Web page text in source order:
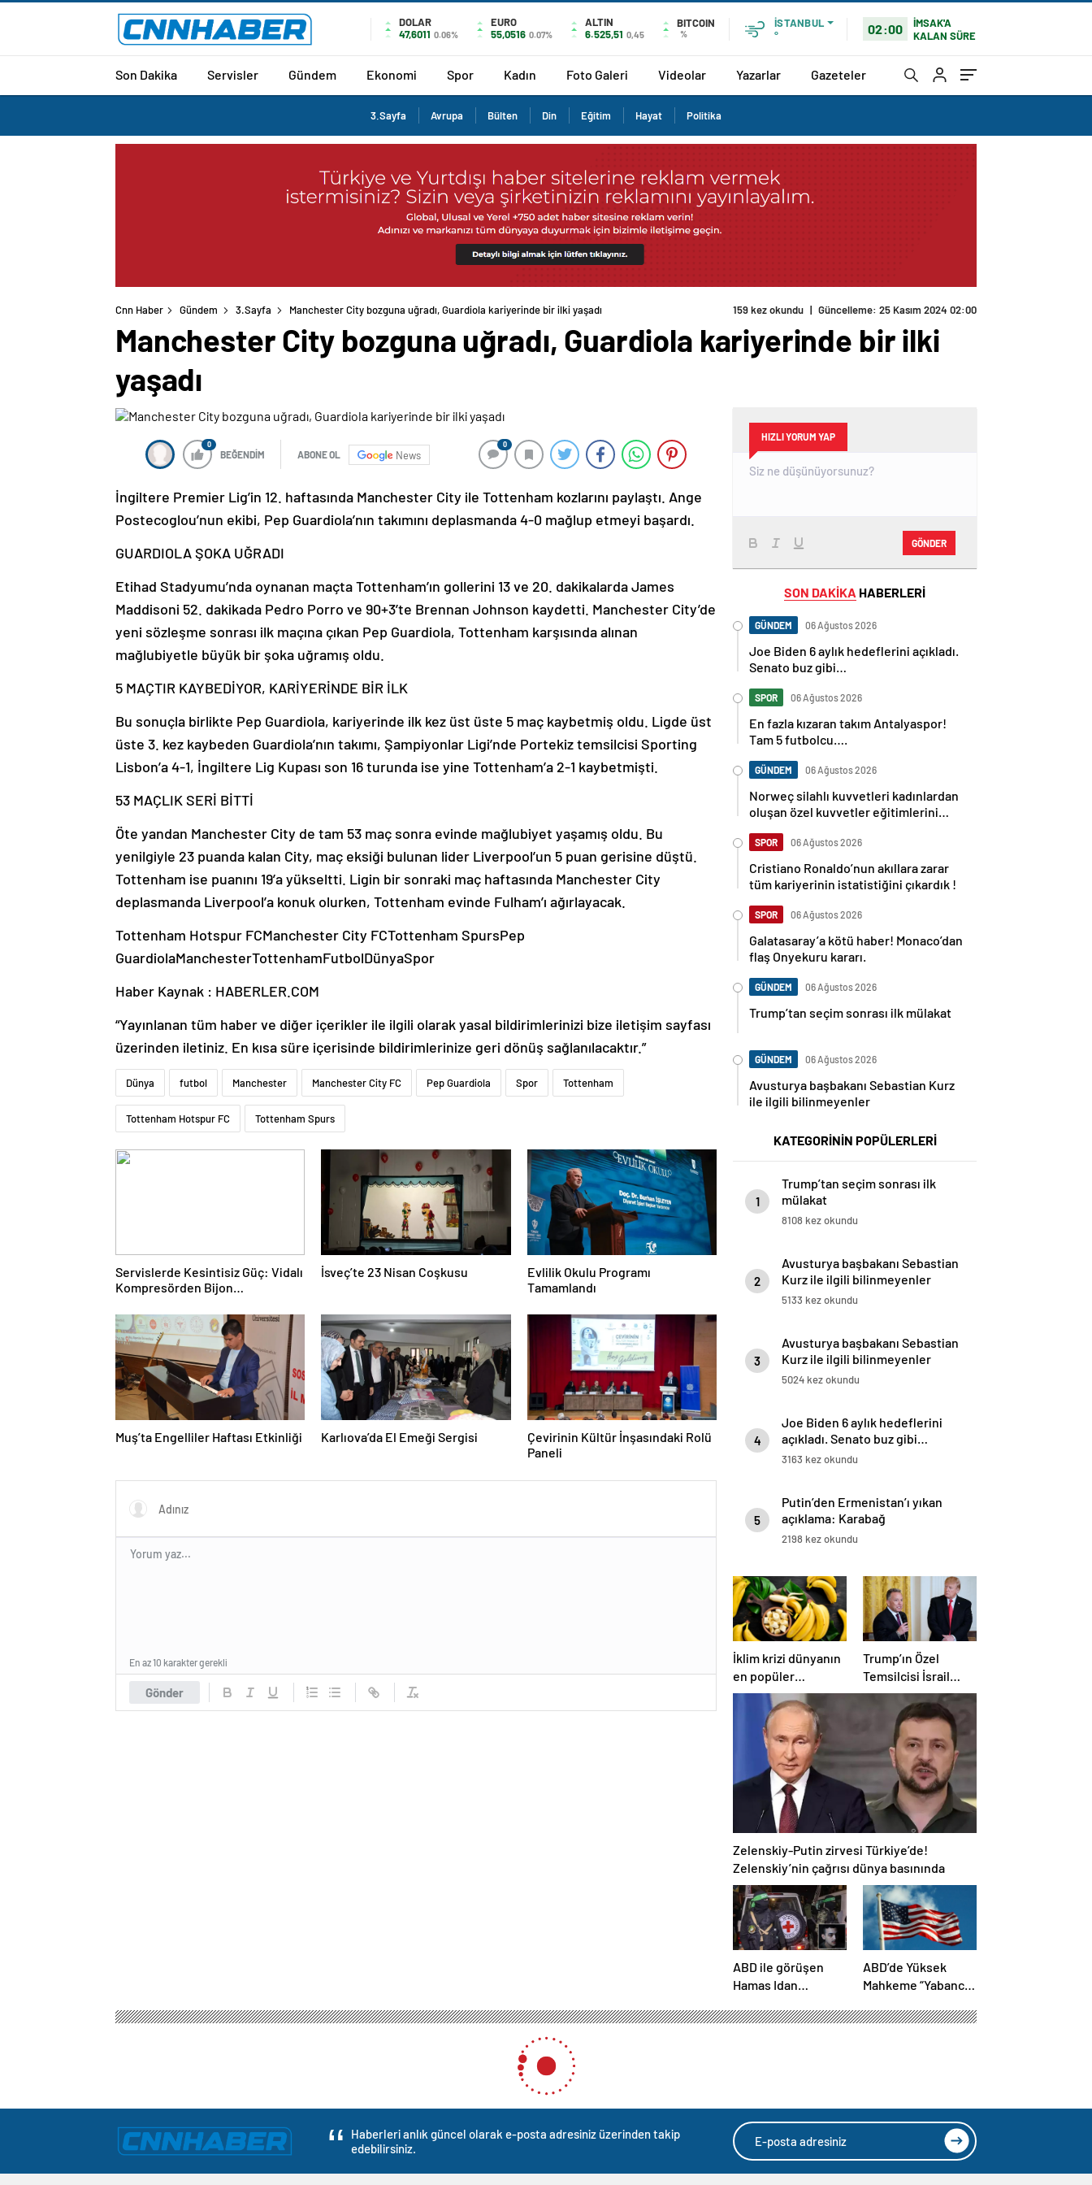
DOLAR
47,6011 0.06%
EURO
55,0516 0.07%
ALTIN
6.525,51 0,45
BITCOIN
%
İSTANBUL
°
02:00
İMSAK'A
KALAN SÜRE
Son Dakika Servisler Gündem Ekonomi Spor Kadın Foto Galeri Videolar Yazarlar Gazeteler
3.Sayfa Avrupa Bülten Din Eğitim Hayat Politika
Cnn Haber Gündem 3.Sayfa Manchester City bozguna uğradı, Guardiola kariyerinde bir ilki yaşadı 159 kez okundu | Güncelleme: 25 Kasım 2024 02:00
Manchester City bozguna uğradı, Guardiola kariyerinde bir ilki
yaşadı
0
BEĞENDİM ABONE OL News
0
İngiltere Premier Lig’in 12. haftasında Manchester City ile Tottenham kozlarını paylaştı. Ange
Postecoglou’nun ekibi, Pep Guardiola’nın takımını deplasmanda 4-0 mağlup etmeyi başardı.
GUARDIOLA ŞOKA UĞRADI
Etihad Stadyumu’nda oynanan maçta Tottenham’ın gollerini 13 ve 20. dakikalarda James
Maddisoni 52. dakikada Pedro Porro ve 90+3’te Brennan Johnson kaydetti. Manchester City’de
yeni sözleşme sonrası ilk maçına çıkan Pep Guardiola, Tottenham karşısında alınan
mağlubiyetle büyük bir şoka uğramış oldu.
5 MAÇTIR KAYBEDİYOR, KARİYERİNDE BİR İLK
Bu sonuçla birlikte Pep Guardiola, kariyerinde ilk kez üst üste 5 maç kaybetmiş oldu. Ligde üst
üste 3. kez kaybeden Guardiola’nın takımı, Şampiyonlar Ligi’nde Portekiz temsilcisi Sporting
Lisbon’a 4-1, İngiltere Lig Kupası son 16 turunda ise yine Tottenham’a 2-1 kaybetmişti.
53 MAÇLIK SERİ BİTTİ
Öte yandan Manchester City de tam 53 maç sonra evinde mağlubiyet yaşamış oldu. Bu
yenilgiyle 23 puanda kalan City, maç eksiği bulunan lider Liverpool’un 5 puan gerisine düştü.
Tottenham ise puanını 19’a yükseltti. Ligin bir sonraki maç haftasında Manchester City
deplasmanda Liverpool’a konuk olurken, Tottenham evinde Fulham’ı ağırlayacak.
Tottenham Hotspur FCManchester City FCTottenham SpursPep
GuardiolaManchesterTottenhamFutbolDünyaSpor
Haber Kaynak : HABERLER.COM
“Yayınlanan tüm haber ve diğer içerikler ile ilgili olarak yasal bildirimlerinizi bize iletişim sayfası
üzerinden iletiniz. En kısa süre içerisinde bildirimlerinize geri dönüş sağlanılacaktır.”
Dünya futbol Manchester Manchester City FC Pep Guardiola Spor Tottenham
Tottenham Hotspur FC Tottenham Spurs
Servislerde Kesintisiz Güç: Vidalı
Kompresörden Bijon
İsveç’te 23 Nisan Coşkusu
Evlilik Okulu Programı
Tamamlandı
Muş’ta Engelliler Haftası Etkinliği Karlıova’da El Emeği Sergisi
Çevirinin Kültür İnşasındaki Rolü
Paneli
Gönder
En az 10 karakter gerekli
HIZLI YORUM YAP
GÖNDER
SON DAKİKA HABERLERİ
GÜNDEM 06 Ağustos 2026
Joe Biden 6 aylık hedeflerini açıkladı.
Senato buz gibi…
SPOR 06 Ağustos 2026
En fazla kızaran takım Antalyaspor!
Tam 5 futbolcu….
GÜNDEM 06 Ağustos 2026
Norweç silahlı kuvvetleri kadınlardan
oluşan özel kuvvetler eğitimlerini
SPOR 06 Ağustos 2026
Cristiano Ronaldo’nun akıllara zarar
tüm kariyerinin istatistiğini çıkardık !
SPOR 06 Ağustos 2026
Galatasaray’a kötü haber! Monaco’dan
flaş Onyekuru kararı.
GÜNDEM 06 Ağustos 2026
Trump’tan seçim sonrası ilk mülakat
GÜNDEM 06 Ağustos 2026
Avusturya başbakanı Sebastian Kurz
ile ilgili bilinmeyenler
KATEGORİNİN POPÜLERLERİ
1
Trump’tan seçim sonrası ilk
mülakat
8108 kez okundu
2
Avusturya başbakanı Sebastian
Kurz ile ilgili bilinmeyenler
5133 kez okundu
3
Avusturya başbakanı Sebastian
Kurz ile ilgili bilinmeyenler
5024 kez okundu
4
Joe Biden 6 aylık hedeflerini
açıkladı. Senato buz gibi…
3163 kez okundu
5
Putin’den Ermenistan’ı yıkan
açıklama: Karabağ
Azerbaycan’ın ayrılmaz bir
2198 kez okundu
İklim krizi dünyanın
en popüler
meyvesini tehdit
ediyor: Yok olma
tehlikesi ile karşı
karşıya
Trump’ın Özel
Temsilcisi İsrail
hükümetini
eleştirdi!
‘Gazze’deki savaşı
uzatıyorlar’
Zelenskiy-Putin zirvesi Türkiye’de!
Zelenskiy’nin çağrısı dünya basınında
ABD ile görüşen
Hamas Idan
bırakacak!
ABD’de Yüksek
Mahkeme “Yabancı
kapsamında sınır
Haberleri anlık güncel olarak e-posta adresiniz üzerinden takip
edebilirsiniz.